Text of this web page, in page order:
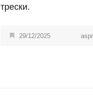
трески.
29/12/2025